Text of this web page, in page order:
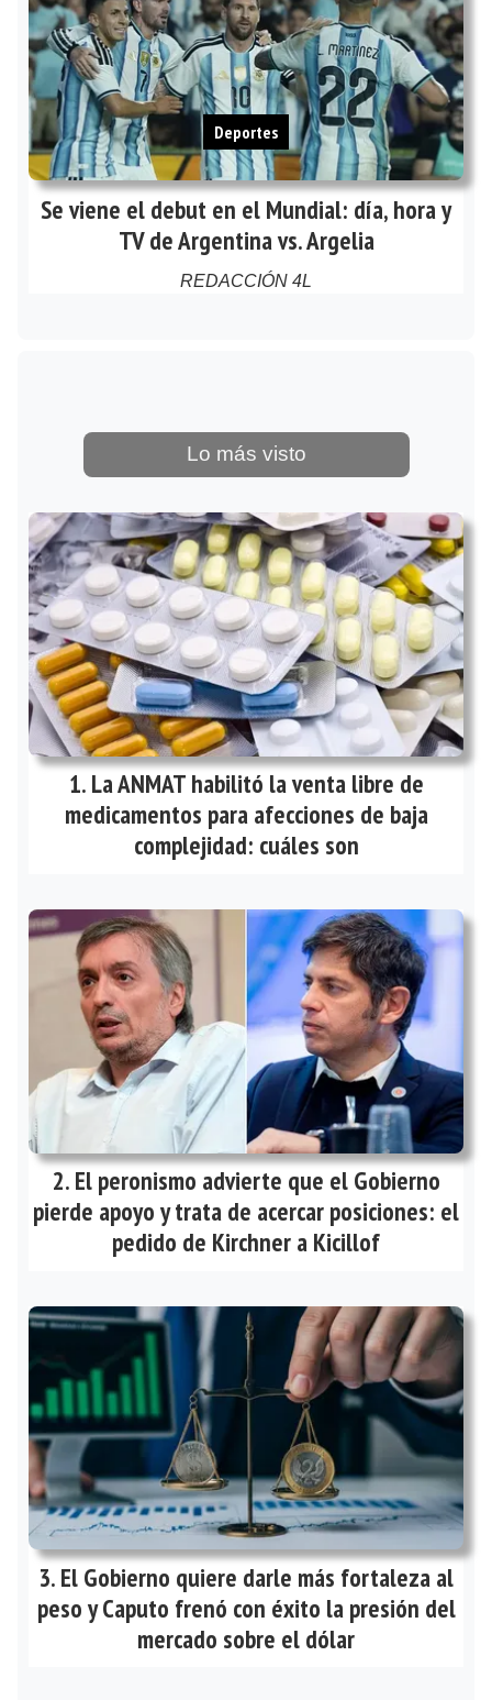
Se viene el debut en el Mundial: día, hora y
TV de Argentina vs. Argelia
REDACCIÓN 4L
Deportes
Lo más visto
La ANMAT habilitó la venta libre de
medicamentos para afecciones de baja
complejidad: cuáles son
El peronismo advierte que el Gobierno
pierde apoyo y trata de acercar posiciones: el
pedido de Kirchner a Kicillof
El Gobierno quiere darle más fortaleza al
peso y Caputo frenó con éxito la presión del
mercado sobre el dólar